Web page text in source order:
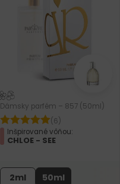
Dámsky parfém – 857 (50ml)
(6)
Inšpirované vôňou:
CHLOE - SEE
2ml 50ml